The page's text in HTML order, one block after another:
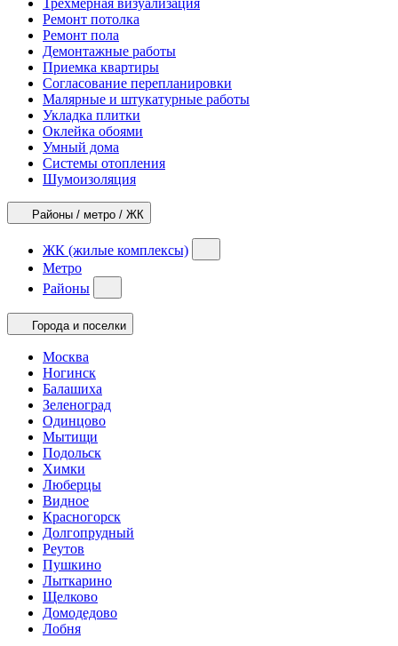
Трехмерная визуализация
Ремонт потолка
Ремонт пола
Демонтажные работы
Приемка квартиры
Согласование перепланировки
Малярные и штукатурные работы
Укладка плитки
Оклейка обоями
Умный дома
Системы отопления
Шумоизоляция
Районы / метро / ЖК
ЖК (жилые комплексы)
Метро
Районы
Города и поселки
Москва
Ногинск
Балашиха
Зеленоград
Одинцово
Мытищи
Подольск
Химки
Люберцы
Видное
Красногорск
Долгопрудный
Реутов
Пушкино
Лыткарино
Щелково
Домодедово
Лобня